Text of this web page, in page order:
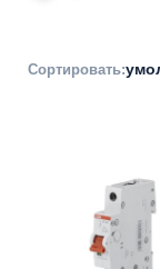
Сортировать: